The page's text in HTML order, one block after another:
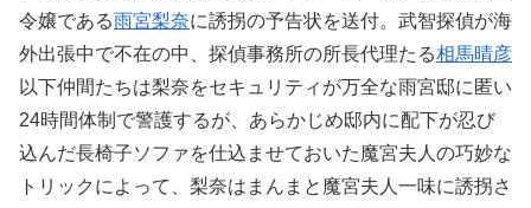
令嬢である雨宮梨奈に誘拐の予告状を送付。武智探偵が海
外出張中で不在の中、探偵事務所の所長代理たる相馬晴彦
以下仲間たちは梨奈をセキュリティが万全な雨宮邸に匿い
24時間体制で警護するが、あらかじめ邸内に配下が忍び
込んだ長椅子ソファを仕込ませておいた魔宮夫人の巧妙な
トリックによって、梨奈はまんまと魔宮夫人一味に誘拐さ